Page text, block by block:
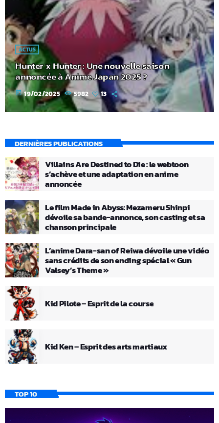
ACTUS
Hunter x Hunter : Une nouvelle saison
annoncée à Anime Japan 2025 ?
today 19/02/2025 5982 13
DERNIÈRES PUBLICATIONS
Villains Are Destined to Die : le webtoon
s’achève et une adaptation en anime
annoncée
Le film Made in Abyss: Mezameru Shinpi
dévoile sa bande-annonce, son casting et sa
chanson principale
L’anime Dara-san of Reiwa dévoile une vidéo
sans crédits de son ending spécial « Gun
Valsey’s Theme »
Kid Pilote – Esprit de la course
Kid Ken – Esprit des arts martiaux
TOP 10